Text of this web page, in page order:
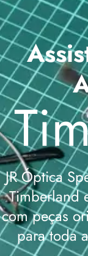
JR Óptica
Timberland
com peças
para toda